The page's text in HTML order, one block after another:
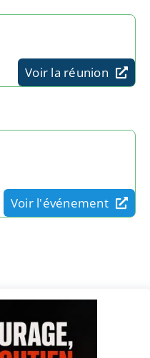
Voir la réunion
Voir l'événement